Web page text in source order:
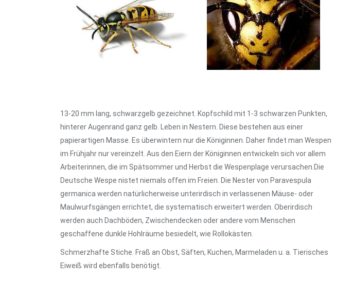
13-20 mm lang, schwarzgelb gezeichnet. Kopfschild mit 1-3 schwarzen Punkten,
hinterer Augenrand ganz gelb. Leben in Nestern. Diese bestehen aus einer
papierartigen Masse. Es überwintern nur die Königinnen. Daher findet man Wespen
im Frühjahr nur vereinzelt. Aus den Eiern der Königinnen entwickeln sich vor allem
Arbeiterinnen, die im Spätsommer und Herbst die Wespenplage verursachen.Die
Deutsche Wespe nistet niemals offen im Freien. Die Nester von Paravespula
germanica werden natürlicherweise unterirdisch in verlassenen Mäuse- oder
Maulwurfsgängen errichtet, die systematisch erweitert werden. Oberirdisch
werden auch Dachböden, Zwischendecken oder andere vom Menschen
geschaffene dunkle Hohlräume besiedelt, wie Rollokästen.
Schmerzhafte Stiche. Fraß an Obst, Säften, Kuchen, Marmeladen u. a. Tierisches
Eiweiß wird ebenfalls benötigt.